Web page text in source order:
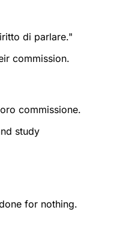
di parlare."
commission.
commissione.
study
for nothing.